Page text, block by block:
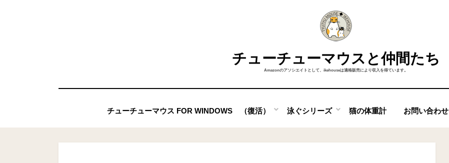
チューチューマウスと仲間たち
Amazonのアソシエイトとして、ikehouseは適格販売により収入を得ています。
チューチューマウス FOR WINDOWS （復活） 泳ぐシリーズ 猫の体重計 お問い合わせ